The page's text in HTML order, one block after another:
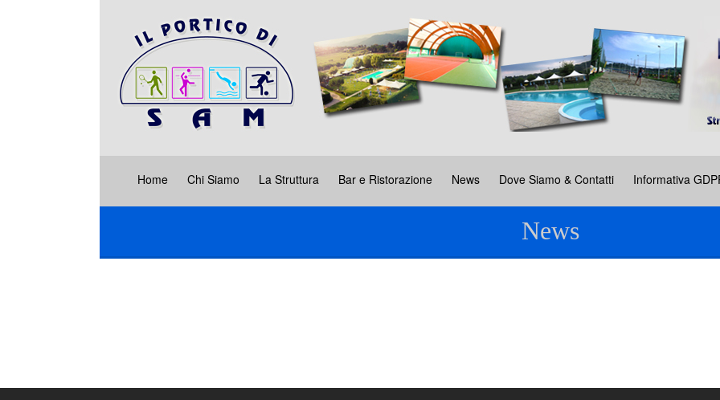
Home Chi Siamo La Struttura Bar e Ristorazione News Dove Siamo & Contatti Informativa
News